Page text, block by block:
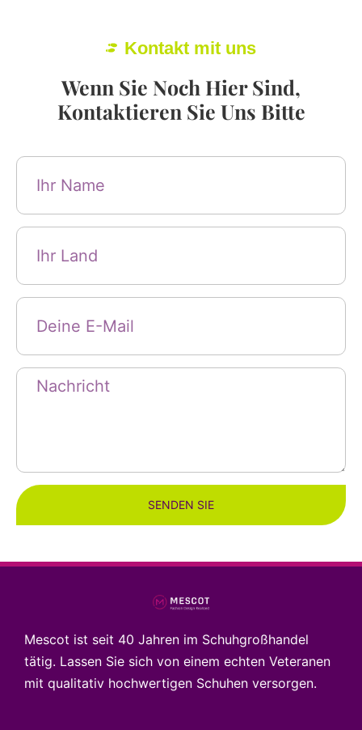
Kontakt mit uns
Wenn Sie Noch Hier Sind,
Kontaktieren Sie Uns Bitte
SENDEN SIE
Mescot ist seit 40 Jahren im Schuhgroßhandel
tätig. Lassen Sie sich von einem echten Veteranen
mit qualitativ hochwertigen Schuhen versorgen.